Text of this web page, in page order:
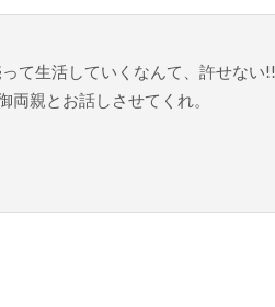
て生活していくなんて、許せない!!
両親とお話しさせてくれ。